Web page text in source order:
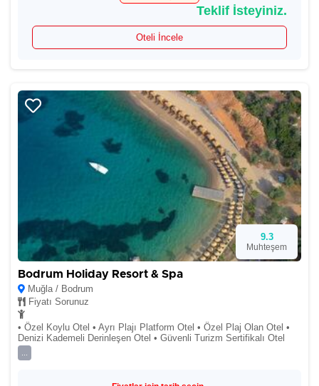
Teklif İsteyiniz.
Oteli İncele
9.3
Muhteşem
Bodrum Holiday Resort & Spa
Muğla / Bodrum
Fiyatı Sorunuz
• Özel Koylu Otel • Ayrı Plajı Platform Otel • Özel Plaj Olan Otel •
Denizi Kademeli Derinleşen Otel • Güvenli Turizm Sertifikalı Otel